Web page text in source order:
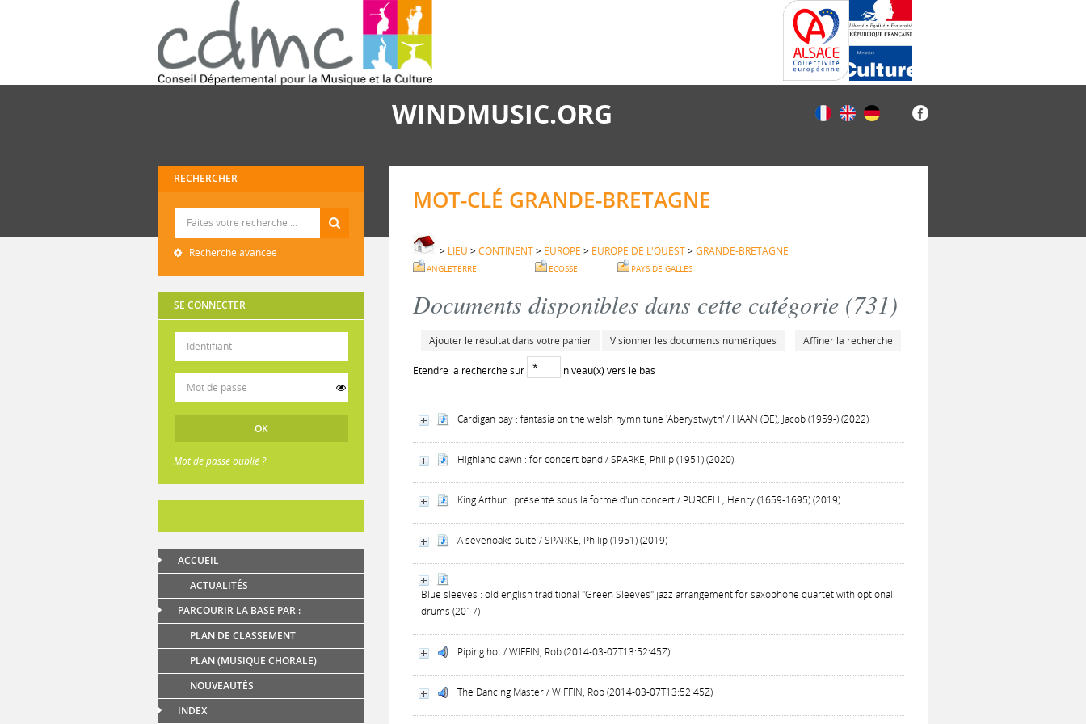
WINDMUSIC.ORG
RECHERCHER
Recherche avancée
SE CONNECTER
Mot de passe oublié ?
ACCUEIL
ACTUALITÉS
PARCOURIR LA BASE PAR :
PLAN DE CLASSEMENT
PLAN (MUSIQUE CHORALE)
NOUVEAUTÉS
INDEX
MOT-CLÉ GRANDE-BRETAGNE
> LIEU >CONTINENT> EUROPE > EUROPE DE L'OUEST>GRANDE-BRETAGNE
ANGLETERRE ECOSSE PAYS DE GALLES
Documents disponibles dans cette catégorie (731)
Ajouter le résultat dans votre panier Visionner les documents numériques Affiner la recherche
Etendre la recherche sur niveau(x) vers le bas
Cardigan bay : fantasia on the welsh hymn tune 'Aberystwyth' / HAAN (DE), Jacob (1959-) (2022)
Highland dawn : for concert band / SPARKE, Philip (1951) (2020)
King Arthur : présenté sous la forme d'un concert / PURCELL, Henry (1659-1695) (2019)
A sevenoaks suite / SPARKE, Philip (1951) (2019)
Blue sleeves : old english traditional "Green Sleeves" jazz arrangement for saxophone quartet with optional
drums (2017)
Piping hot / WIFFIN, Rob (2014-03-07T13:52:45Z)
The Dancing Master / WIFFIN, Rob (2014-03-07T13:52:45Z)